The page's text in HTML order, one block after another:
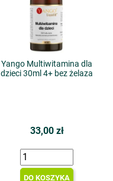
Yango Multiwitamina dla
dzieci 30ml 4+ bez żelaza
33,00 zł
DO KOSZYKA